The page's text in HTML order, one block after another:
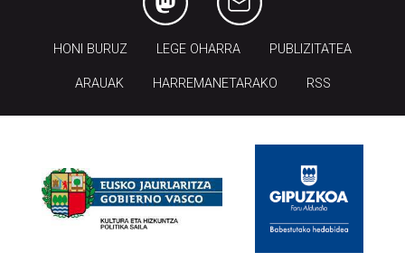
HONI BURUZ LEGE OHARRA PUBLIZITATEA
ARAUAK HARREMANETARAKO RSS